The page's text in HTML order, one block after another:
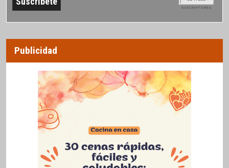
SUSCRIPTORES
Publicidad